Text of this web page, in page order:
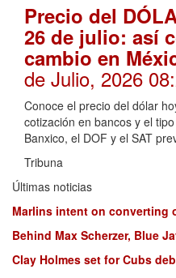
Precio del
26 de julio: así
cambio en
de Julio, 2026
Conoce el precio del dólar
cotización en bancos y el
Banxico, el DOF y el SAT
Tribuna
Últimas noticias
Marlins intent on converting
Behind Max Scherzer, Blue
Clay Holmes set for Cubs